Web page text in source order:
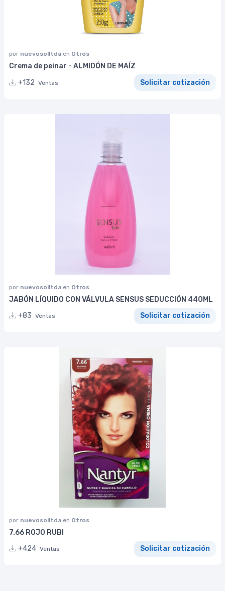
por nuevosolltda en Otros
Crema de peinar - ALMIDÓN DE MAÍZ
+132 Ventas Solicitar cotización
por nuevosolltda en Otros
JABÓN LÍQUIDO CON VÁLVULA SENSUS SEDUCCIÓN 440ML
+83 Ventas Solicitar cotización
por nuevosolltda en Otros
7.66 ROJO RUBI
+424 Ventas Solicitar cotización